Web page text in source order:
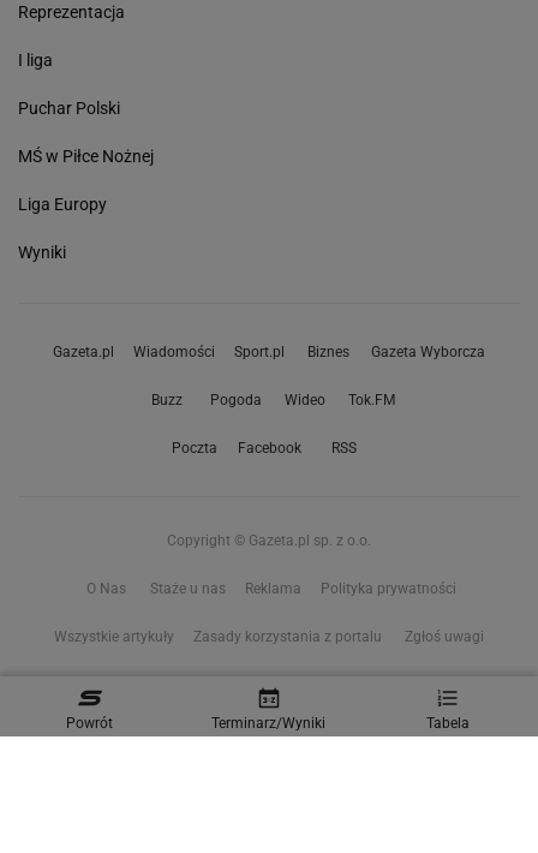
Powrót Terminarz/Wyniki Tabela
Reprezentacja
I liga
Puchar Polski
MŚ w Piłce Nożnej
Liga Europy
Wyniki
Gazeta.pl Wiadomości Sport.pl Biznes Gazeta Wyborcza
Buzz Pogoda Wideo Tok.FM
Poczta Facebook RSS
Copyright © Gazeta.pl sp. z o.o.
O Nas Staże u nas Reklama Polityka prywatności
Wszystkie artykuły Zasady korzystania z portalu Zgłoś uwagi